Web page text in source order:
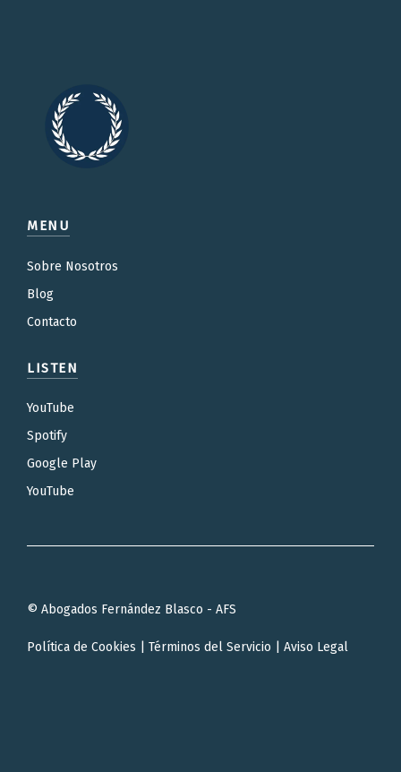
MENU
Sobre Nosotros
Blog
Contacto
LISTEN
YouTube
Spotify
Google Play
YouTube
© Abogados Fernández Blasco - AFS
Política de Cookies Términos del Servicio Aviso Legal